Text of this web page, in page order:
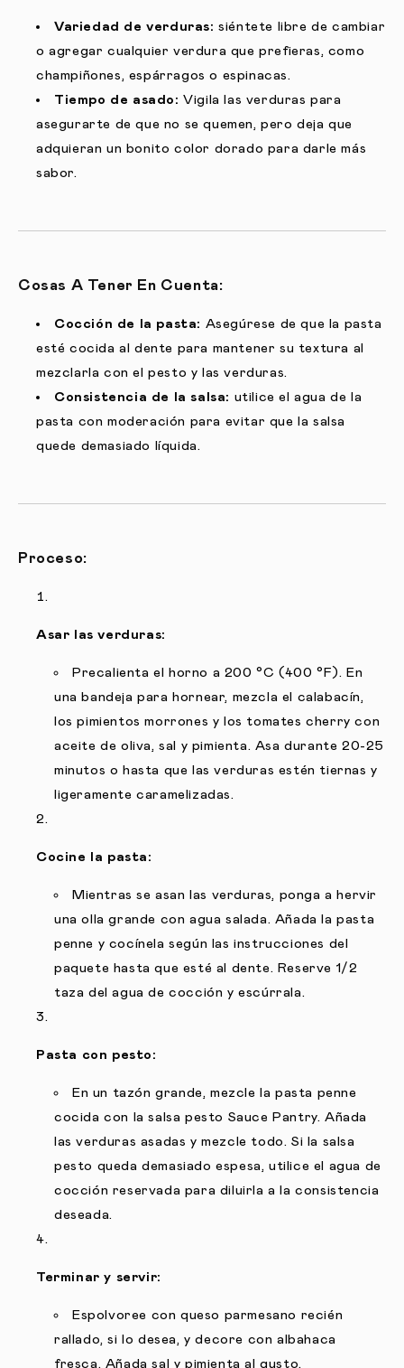
Variedad de verduras: siéntete libre de cambiar
o agregar cualquier verdura que prefieras, como
champiñones, espárragos o espinacas.
Tiempo de asado: Vigila las verduras para
asegurarte de que no se quemen, pero deja que
adquieran un bonito color dorado para darle más
sabor.
Cosas A Tener En Cuenta:
Cocción de la pasta: Asegúrese de que la pasta
esté cocida al dente para mantener su textura al
mezclarla con el pesto y las verduras.
Consistencia de la salsa: utilice el agua de la
pasta con moderación para evitar que la salsa
quede demasiado líquida.
Proceso:
Asar las verduras:
Precalienta el horno a 200 °C (400 °F). En
una bandeja para hornear, mezcla el calabacín,
los pimientos morrones y los tomates cherry con
aceite de oliva, sal y pimienta. Asa durante 20-25
minutos o hasta que las verduras estén tiernas y
ligeramente caramelizadas.
Cocine la pasta:
Mientras se asan las verduras, ponga a hervir
una olla grande con agua salada. Añada la pasta
penne y cocínela según las instrucciones del
paquete hasta que esté al dente. Reserve 1/2
taza del agua de cocción y escúrrala.
Pasta con pesto:
En un tazón grande, mezcle la pasta penne
cocida con la salsa pesto Sauce Pantry. Añada
las verduras asadas y mezcle todo. Si la salsa
pesto queda demasiado espesa, utilice el agua de
cocción reservada para diluirla a la consistencia
deseada.
Terminar y servir:
Espolvoree con queso parmesano recién
rallado, si lo desea, y decore con albahaca
fresca. Añada sal y pimienta al gusto.